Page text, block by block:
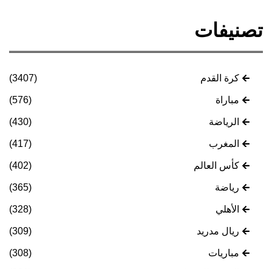
تصنيفات
كرة القدم (3407)
مباراة (576)
الرياضة (430)
المغرب (417)
كأس العالم (402)
رياضة (365)
الأهلي (328)
ريال مدريد (309)
مباريات (308)